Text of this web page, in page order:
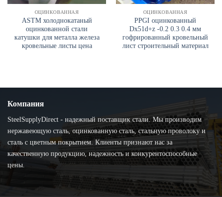
ОЦИНКОВАННАЯ
ASTM холоднокатаный
оцинкованной стали
катушки для металла железа
кровельные листы цена
ОЦИНКОВАННАЯ
PPGI оцинкованный
Dx51d+z -0.2 0.3 0.4 мм
гофрированный кровельный
лист строительный материал
Компания
SteelSupplyDirect - надежный поставщик стали. Мы производим
нержавеющую сталь, оцинкованную сталь, стальную проволоку и
сталь с цветным покрытием. Клиенты признают нас за
качественную продукцию, надежность и конкурентоспособные
цены.